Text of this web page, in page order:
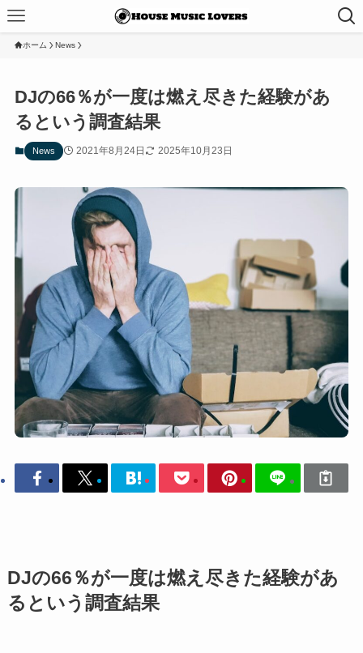
ホーム News
DJの66％が一度は燃え尽きた経験があ
るという調査結果
News 2021年8月24日 2025年10月23日
DJの66％が一度は燃え尽きた経験があ
るという調査結果